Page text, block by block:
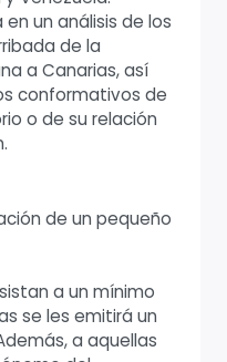
un análisis de los
de la
a Canarias, así
conformativos de
o de su relación
de un pequeño
a un mínimo
se les emitirá un
a aquellas